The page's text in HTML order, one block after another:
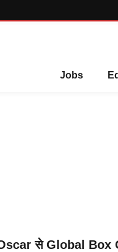
Jobs
से Global Box